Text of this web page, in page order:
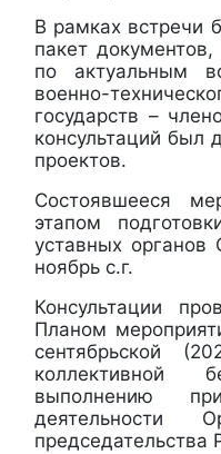
В рамках встречи
пакет
по актуальным
военно-
государств –
консультаций был
проектов.
Состоявшееся
этапом
уставных
ноябрь с.г.
Консультации
Планом
сентябрьской
коллективной
выполнению
деятельности
председательства